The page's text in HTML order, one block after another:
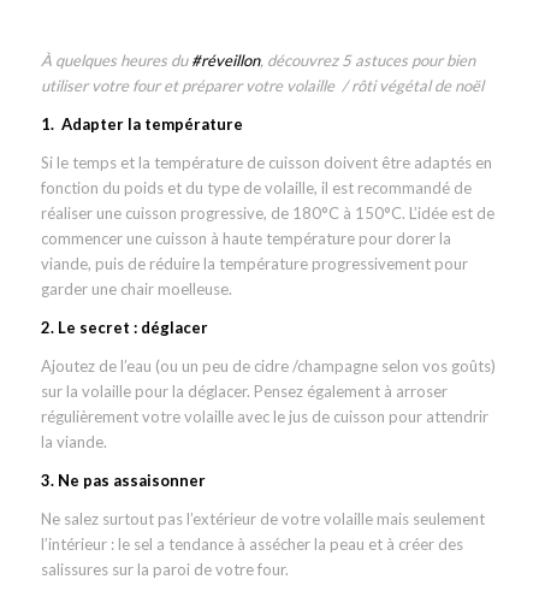
À quelques heures du#réveillon, découvrez 5 astuces pour bien
utiliser votre four et préparer votre volaille / rôti végétal de noël
1. Adapter la température
Si le temps et la température de cuisson doivent être adaptés en
fonction du poids et du type de volaille, il est recommandé de
réaliser une cuisson progressive, de 180°C à 150°C. L’idée est de
commencer une cuisson à haute température pour dorer la
viande, puis de réduire la température progressivement pour
garder une chair moelleuse.
2. Le secret : déglacer
Ajoutez de l’eau (ou un peu de cidre /champagne selon vos goûts)
sur la volaille pour la déglacer. Pensez également à arroser
régulièrement votre volaille avec le jus de cuisson pour attendrir
la viande.
3. Ne pas assaisonner
Ne salez surtout pas l’extérieur de votre volaille mais seulement
l’intérieur : le sel a tendance à assécher la peau et à créer des
salissures sur la paroi de votre four.